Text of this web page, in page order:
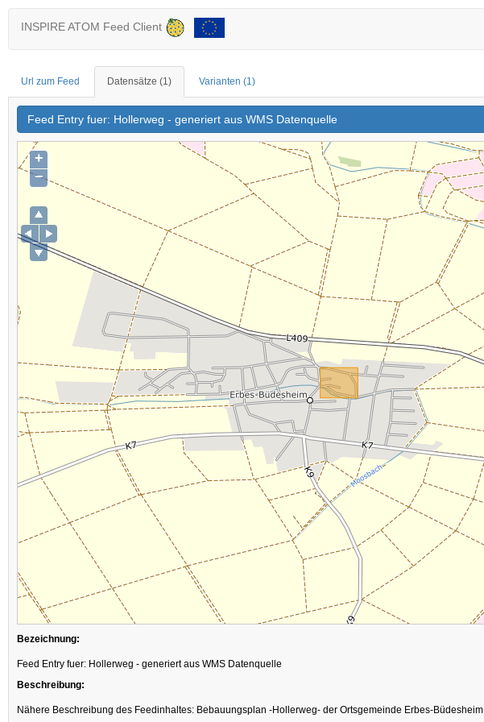
INSPIRE ATOM Feed Client
Url zum Feed Datensätze (1) Varianten (1)
Feed Entry fuer: Hollerweg - generiert aus WMS Datenquelle
+
−
Bezeichnung:
Feed Entry fuer: Hollerweg - generiert aus WMS Datenquelle
Beschreibung:
Nähere Beschreibung des Feedinhaltes: Bebauungsplan -Hollerweg- der Ortsgemeinde Erbes-Büdesheim